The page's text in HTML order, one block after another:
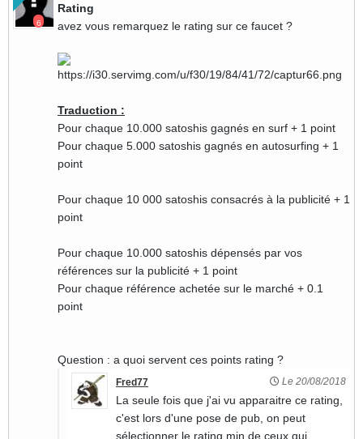
6
Rating
avez vous remarquez le rating sur ce faucet ?
Traduction :
Pour chaque 10.000 satoshis gagnés en surf + 1 point
Pour chaque 5.000 satoshis gagnés en autosurfing + 1
point
Pour chaque 10 000 satoshis consacrés à la publicité + 1
point
Pour chaque 10.000 satoshis dépensés par vos
références sur la publicité + 1 point
Pour chaque référence achetée sur le marché + 0.1
point
Question : a quoi servent ces points rating ?
Fred77 Le 20/08/2018
La seule fois que j'ai vu apparaitre ce rating,
c'est lors d'une pose de pub, on peut
sélectionner le rating min de ceux qui